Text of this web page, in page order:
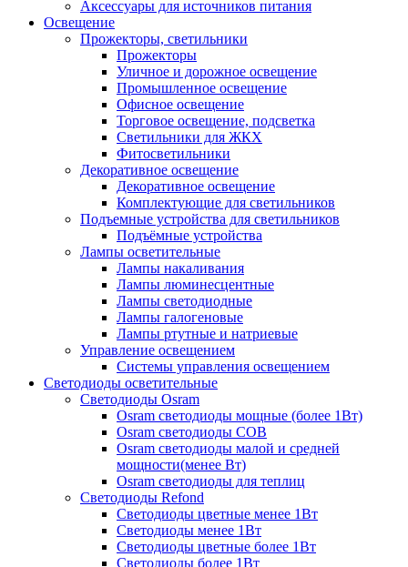
Аксессуары для источников питания
Освещение
Прожекторы, светильники
Прожекторы
Уличное и дорожное освещение
Промышленное освещение
Офисное освещение
Торговое освещение, подсветка
Светильники для ЖКХ
Фитосветильники
Декоративное освещение
Декоративное освещение
Комплектующие для светильников
Подъемные устройства для светильников
Подъёмные устройства
Лампы осветительные
Лампы накаливания
Лампы люминесцентные
Лампы светодиодные
Лампы галогеновые
Лампы ртутные и натриевые
Управление освещением
Системы управления освещением
Светодиоды осветительные
Светодиоды Osram
Osram светодиоды мощные (более 1Вт)
Osram светодиоды COB
Osram светодиоды малой и средней
мощности(менее Вт)
Osram светодиоды для теплиц
Светодиоды Refond
Светодиоды цветные менее 1Вт
Светодиоды менее 1Вт
Светодиоды цветные более 1Вт
Светодиоды более 1Вт